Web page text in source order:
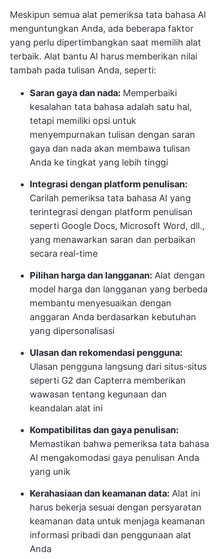
Meskipun semua alat pemeriksa tata bahasa AI
menguntungkan Anda, ada beberapa faktor
yang perlu dipertimbangkan saat memilih alat
terbaik. Alat bantu AI harus memberikan nilai
tambah pada tulisan Anda, seperti:
Saran gaya dan nada: Memperbaiki
kesalahan tata bahasa adalah satu hal,
tetapi memiliki opsi untuk
menyempurnakan tulisan dengan saran
gaya dan nada akan membawa tulisan
Anda ke tingkat yang lebih tinggi
Integrasi dengan platform penulisan:
Carilah pemeriksa tata bahasa AI yang
terintegrasi dengan platform penulisan
seperti Google Docs, Microsoft Word, dll.,
yang menawarkan saran dan perbaikan
secara real-time
Pilihan harga dan langganan: Alat dengan
model harga dan langganan yang berbeda
membantu menyesuaikan dengan
anggaran Anda berdasarkan kebutuhan
yang dipersonalisasi
Ulasan dan rekomendasi pengguna:
Ulasan pengguna langsung dari situs-situs
seperti G2 dan Capterra memberikan
wawasan tentang kegunaan dan
keandalan alat ini
Kompatibilitas dan gaya penulisan:
Memastikan bahwa pemeriksa tata bahasa
AI mengakomodasi gaya penulisan Anda
yang unik
Kerahasiaan dan keamanan data: Alat ini
harus bekerja sesuai dengan persyaratan
keamanan data untuk menjaga keamanan
informasi pribadi dan penggunaan alat
Anda